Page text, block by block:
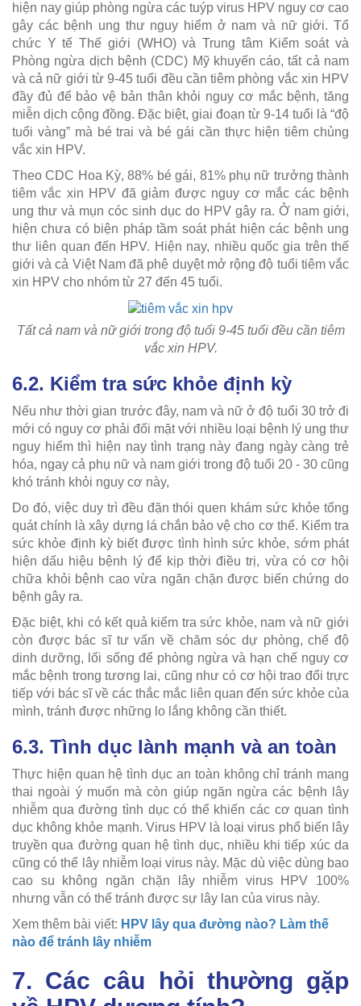
hiện nay giúp phòng ngừa các tuýp virus HPV nguy cơ cao
gây các bệnh ung thư nguy hiểm ở nam và nữ giới. Tổ
chức Y tế Thế giới (WHO) và Trung tâm Kiểm soát và
Phòng ngừa dịch bệnh (CDC) Mỹ khuyến cáo, tất cả nam
và cả nữ giới từ 9-45 tuổi đều cần tiêm phòng vắc xin HPV
đầy đủ để bảo vệ bản thân khỏi nguy cơ mắc bệnh, tăng
miễn dịch cộng đồng. Đặc biệt, giai đoạn từ 9-14 tuổi là “độ
tuổi vàng” mà bé trai và bé gái cần thực hiện tiêm chủng
vắc xin HPV.
Theo CDC Hoa Kỳ, 88% bé gái, 81% phụ nữ trưởng thành
tiêm vắc xin HPV đã giảm được nguy cơ mắc các bệnh
ung thư và mụn cóc sinh dục do HPV gây ra. Ở nam giới,
hiện chưa có biện pháp tầm soát phát hiện các bệnh ung
thư liên quan đến HPV. Hiện nay, nhiều quốc gia trên thế
giới và cả Việt Nam đã phê duyệt mở rộng độ tuổi tiêm vắc
xin HPV cho nhóm từ 27 đến 45 tuổi.
Tất cả nam và nữ giới trong độ tuổi 9-45 tuổi đều cần tiêm
vắc xin HPV.
6.2. Kiểm tra sức khỏe định kỳ
Nếu như thời gian trước đây, nam và nữ ở độ tuổi 30 trở đi
mới có nguy cơ phải đối mặt với nhiều loại bệnh lý ung thư
nguy hiểm thì hiện nay tình trạng này đang ngày càng trẻ
hóa, ngay cả phụ nữ và nam giới trong độ tuổi 20 - 30 cũng
khó tránh khỏi nguy cơ này,
Do đó, việc duy trì đều đặn thói quen khám sức khỏe tổng
quát chính là xây dựng lá chắn bảo vệ cho cơ thể. Kiểm tra
sức khỏe định kỳ biết được tình hình sức khỏe, sớm phát
hiện dấu hiệu bệnh lý để kịp thời điều trị, vừa có cơ hội
chữa khỏi bệnh cao vừa ngăn chặn được biến chứng do
bệnh gây ra.
Đặc biệt, khi có kết quả kiểm tra sức khỏe, nam và nữ giới
còn được bác sĩ tư vấn về chăm sóc dự phòng, chế độ
dinh dưỡng, lối sống để phòng ngừa và hạn chế nguy cơ
mắc bệnh trong tương lai, cũng như có cơ hội trao đổi trực
tiếp với bác sĩ về các thắc mắc liên quan đến sức khỏe của
mình, tránh được những lo lắng không cần thiết.
6.3. Tình dục lành mạnh và an toàn
Thực hiện quan hệ tình dục an toàn không chỉ tránh mang
thai ngoài ý muốn mà còn giúp ngăn ngừa các bệnh lây
nhiễm qua đường tình dục có thể khiến các cơ quan tình
dục không khỏe mạnh. Virus HPV là loại virus phổ biến lây
truyền qua đường quan hệ tình dục, nhiều khi tiếp xúc da
cũng có thể lây nhiễm loại virus này. Mặc dù việc dùng bao
cao su không ngăn chặn lây nhiễm virus HPV 100%
nhưng vẫn có thể tránh được sự lây lan của virus này.
Xem thêm bài viết: HPV lây qua đường nào? Làm thế
nào để tránh lây nhiễm
7. Các câu hỏi thường gặp